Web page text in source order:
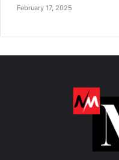
February 17, 2025